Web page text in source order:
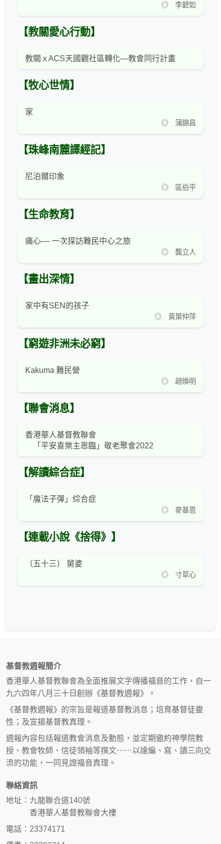
◎ 李碧如
【教關愛心行動】
教關 x ACS天國觀社區轉化—教會同行計畫
【牧心世情】
家
◎ 蒲錦昌
【珠峰南麓譯經記】
尼泊爾印象
◎ 區伯平
【生命教育】
痛心–– 一次探訪難民中心之旅
◎ 龔立人
【畫出深情】
家中有SEN的孩子
◎ 黃葉仲萍
【窮遊非洲未必窮】
Kakuma 難民營
◎ 趙煥明
【聯會消息】
香港華人基督教聯會
「平安喜樂主恩臨」敬老聚會2022
【解讀綜合症】
「魔法子彈」綜合症
◎ 麥基恩
【連載小說《捨得》】
（五十三） 舅婆
◎ 寸草心
基督教週報簡介
香港華人基督教聯會為全面推展文字傳播福音的工作，自一
九六四年八月三十日創辦《基督教週報》。
《基督教週報》的宗旨是報道基督教消息；培育基督徒靈
性；及宣揚基督教真理。
週報內容包括報道教會消息及動態，並定期邀約神學院教
授、教會牧師、信徒領袖等撰文⋯⋯以達編、寫、讀三向交
流的功能，一同見證福音真理。
聯絡資訊
地址：九龍聯合道140號
香港華人基督教聯會大樓
電話：23374171